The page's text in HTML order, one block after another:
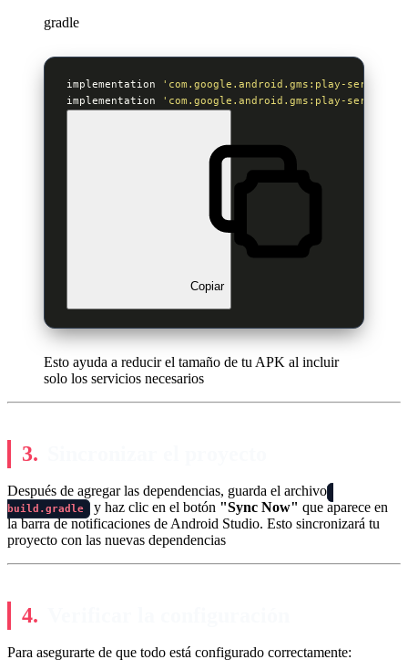
gradle
implementation
'com.google.android.gms:play-services-
implementation
'com.google.android.gms:play-
Copiar
Esto ayuda a reducir el tamaño de tu APK al incluir
solo los servicios necesarios
Después de agregar las dependencias, guarda el archivo
build.gradle y haz clic en el botón "Sync Now"que aparece en
la barra de notificaciones de Android Studio. Esto sincronizará tu
proyecto con las nuevas dependencias
Para asegurarte de que todo está configurado correctamente: